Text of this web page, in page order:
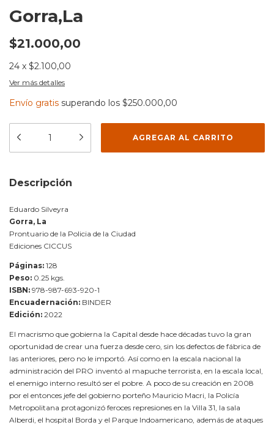
Gorra,La
$21.000,00
24 x $2.100,00
Ver más detalles
Envío gratis superando los $250.000,00
Descripción
Eduardo Silveyra
Gorra, La
Prontuario de la Policia de la Ciudad
Ediciones CICCUS
Páginas: 128
Peso: 0.25 kgs.
ISBN: 978-987-693-920-1
Encuadernación: BINDER
Edición: 2022
El macrismo que gobierna la Capital desde hace décadas tuvo la gran
oportunidad de crear una fuerza desde cero, sin los defectos de fábrica de
las anteriores, pero no le importó. Así como en la escala nacional la
administración del PRO inventó al mapuche terrorista, en la escala local,
el enemigo interno resultó ser el pobre. A poco de su creación en 2008
por el entonces jefe del gobierno porteño Mauricio Macri, la Policía
Metropolitana protagonizó feroces represiones en la Villa 31, la sala
Alberdi, el hospital Borda y el Parque Indoamericano, además de ataques